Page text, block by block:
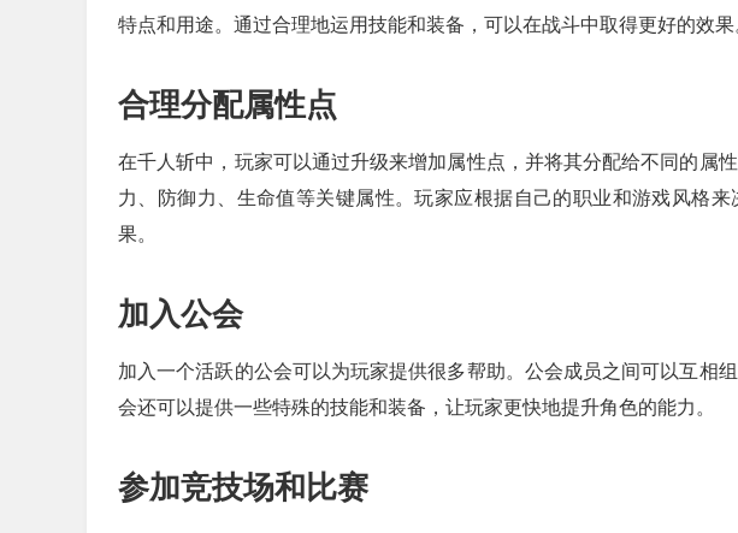
特点和用途。通过合理地运用技能和装备，可以在战斗中取得更好的效果
合理分配属性点
在千人斩中，玩家可以通过升级来增加属性点，并将其分配给不同的属
力、防御力、生命值等关键属性。玩家应根据自己的职业和游戏风格
果。
加入公会
加入一个活跃的公会可以为玩家提供很多帮助。公会成员之间可以互相
会还可以提供一些特殊的技能和装备，让玩家更快地提升角色的能力。
参加竞技场和比赛